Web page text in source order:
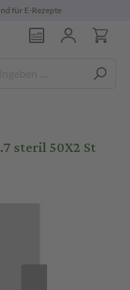
für E-Rezepte
steril 50X2 St